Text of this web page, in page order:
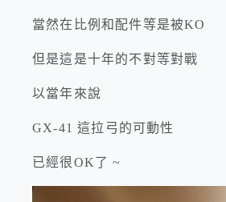
當然在比例和配件等是被KO
但是這是十年的不對等對戰
以當年來說
GX-41 這拉弓的可動性
已經很OK了 ~